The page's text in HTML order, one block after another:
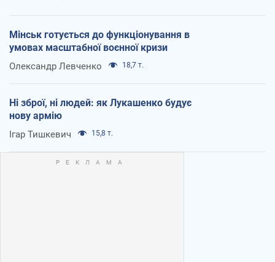
Мінськ готується до функціонування в
умовах масштабної воєнної кризи
Олександр Левченко 18,7 т.
Ні зброї, ні людей: як Лукашенко будує
нову армію
Ігар Тишкевич 15,8 т.